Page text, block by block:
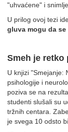
"uhvaćene" i
U prilog ovoj tezi
gluva mogu da
Smeh je retko
U knjizi "Smejanje:
psihologije i
poziva se na
studenti slušali su
tržnih centara.
je svega 10 odsto